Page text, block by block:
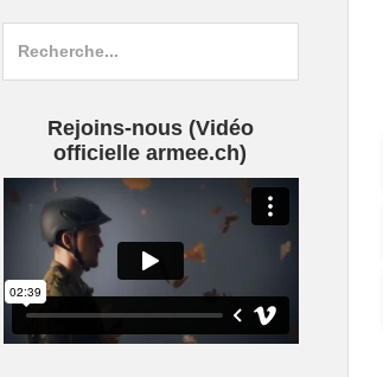
Rejoins-nous (Vidéo
officielle armee.ch)